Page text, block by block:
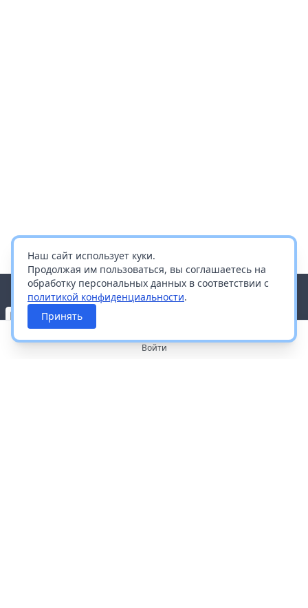
Наш сайт использует куки.
Продолжая им пользоваться, вы соглашаетесь на
обработку персональных данных в соответствии с
политикой конфиденциальности.
Принять
Войти